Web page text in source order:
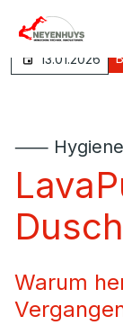
13.01.2026
⸺ Hygiene
Warum